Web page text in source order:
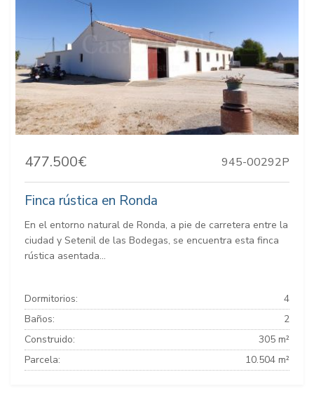
477.500€ 945-00292P
Finca rústica en Ronda
En el entorno natural de Ronda, a pie de carretera entre la
ciudad y Setenil de las Bodegas, se encuentra esta finca
rústica asentada...
Dormitorios:
4
Baños:
2
Construido:
305 m²
Parcela:
10.504 m²